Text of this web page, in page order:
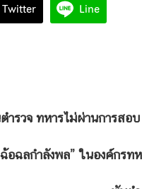
Twitter Line
รไม่ผ่านการสอบ ช่
งพล” ในองค์กรทหา